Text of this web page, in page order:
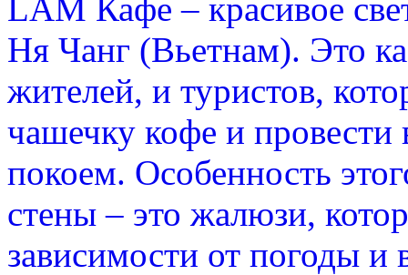
LAM Кафе – красивое
Ня Чанг (Вьетнам). Это
жителей, и туристов,
чашечку кофе и
покоем. Особенность
стены – это жалюзи,
зависимости от погоды и